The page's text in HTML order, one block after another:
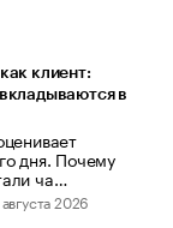
клиент:
в
дня. Почему
ча…
2026